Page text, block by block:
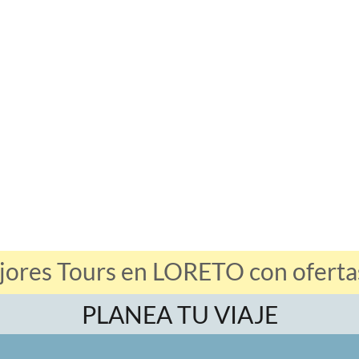
Tours en LORETO con
PLANEA TU VIAJE